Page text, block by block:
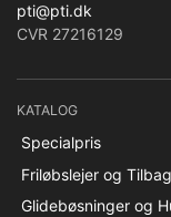
pti@pti.dk
CVR 27216129
KATALOG
Specialpris
Friløbslejer og
Glidebøsninger og